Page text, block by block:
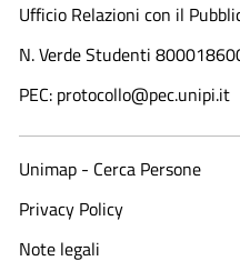
Ufficio Relazioni con il
N. Verde Studenti
PEC: protocollo@pec.unipi.it
Unimap - Cerca Persone
Privacy Policy
Note legali